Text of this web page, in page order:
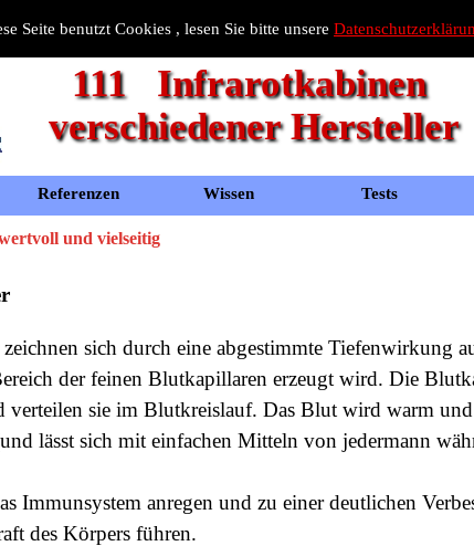
Seite benutzt Cookies , lesen Sie bitte unsere
Referenzen Wissen Tests
111   Infrarotkabinen
verschiedener Hersteller
und vielseitig
sich durch eine abgestimmte Tiefenwirkung
der feinen Blutkapillaren erzeugt wird. Die
verteilen sie im Blutkreislauf. Das Blut wird warm
lässt sich mit einfachen Mitteln von jedermann
Immunsystem anregen und zu einer deutlichen
des Körpers führen.